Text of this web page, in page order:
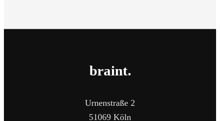
braint.
Urnenstraße 2
51069 Köln